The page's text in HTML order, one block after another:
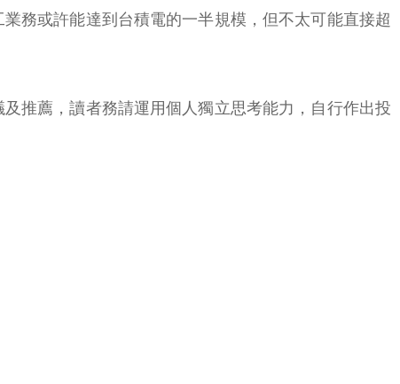
務或許能達到台積電的一半規模，但不太可能直接超
推薦，讀者務請運用個人獨立思考能力，自行作出投